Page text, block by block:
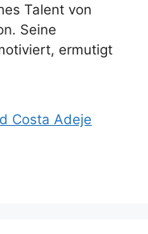
Talent von
Seine
ermutigt
Costa Adeje